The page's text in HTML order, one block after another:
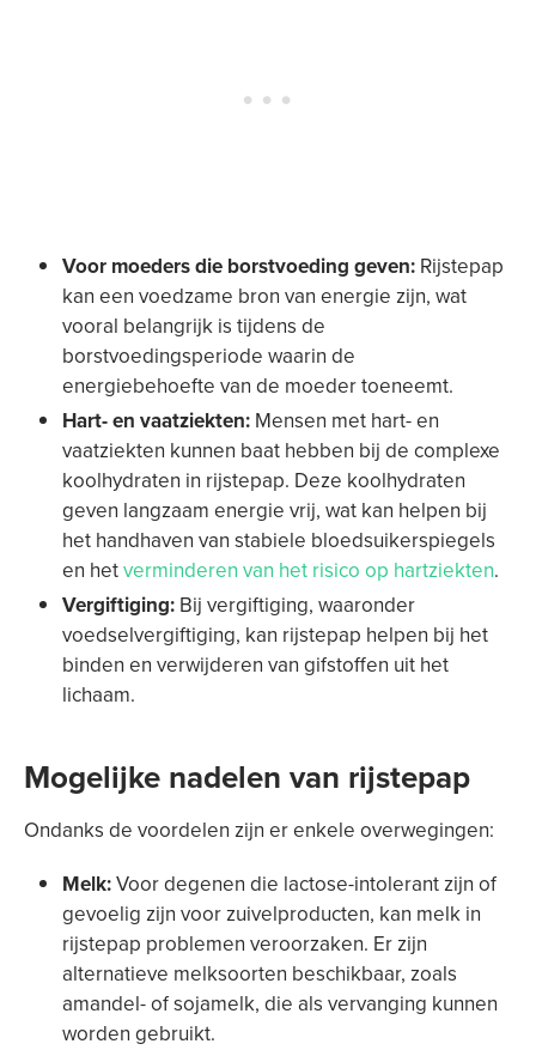
Voor moeders die borstvoeding geven: Rijstepap
kan een voedzame bron van energie zijn, wat
vooral belangrijk is tijdens de
borstvoedingsperiode waarin de
energiebehoefte van de moeder toeneemt.
Hart- en vaatziekten: Mensen met hart- en
vaatziekten kunnen baat hebben bij de complexe
koolhydraten in rijstepap. Deze koolhydraten
geven langzaam energie vrij, wat kan helpen bij
het handhaven van stabiele bloedsuikerspiegels
en hetverminderen van het risico op hartziekten.
Vergiftiging: Bij vergiftiging, waaronder
voedselvergiftiging, kan rijstepap helpen bij het
binden en verwijderen van gifstoffen uit het
lichaam.
Mogelijke nadelen van rijstepap
Ondanks de voordelen zijn er enkele overwegingen:
Melk:Voor degenen die lactose-intolerant zijn of
gevoelig zijn voor zuivelproducten, kan melk in
rijstepap problemen veroorzaken. Er zijn
alternatieve melksoorten beschikbaar, zoals
amandel- of sojamelk, die als vervanging kunnen
worden gebruikt.